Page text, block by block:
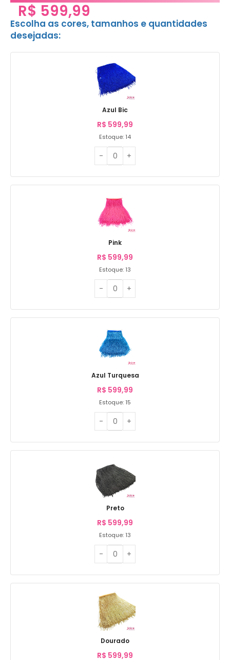
R$ 599,99
Escolha as cores, tamanhos e quantidades
desejadas:
Azul Bic
R$ 599,99
Estoque: 14
Pink
R$ 599,99
Estoque: 13
Azul Turquesa
R$ 599,99
Estoque: 15
Preto
R$ 599,99
Estoque: 13
Dourado
R$ 599,99